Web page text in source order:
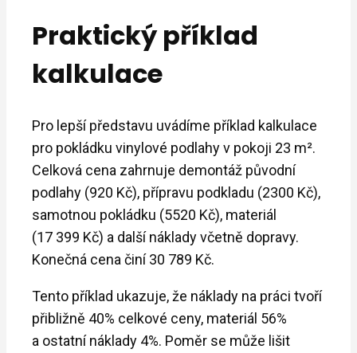
Praktický příklad
kalkulace
Pro lepší představu uvádíme příklad kalkulace
pro pokládku vinylové podlahy v pokoji 23 m².
Celková cena zahrnuje demontáž původní
podlahy (920 Kč), přípravu podkladu (2300 Kč),
samotnou pokládku (5520 Kč), materiál
(17 399 Kč) a další náklady včetně dopravy.
Konečná cena činí 30 789 Kč.
Tento příklad ukazuje, že náklady na práci tvoří
přibližně 40% celkové ceny, materiál 56%
a ostatní náklady 4%. Poměr se může lišit